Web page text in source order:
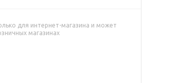
для интернет-магазина и может
магазинах